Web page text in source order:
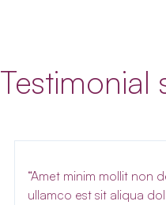
Testimonial
“Amet minim mollit non
ullamco est sit aliqua